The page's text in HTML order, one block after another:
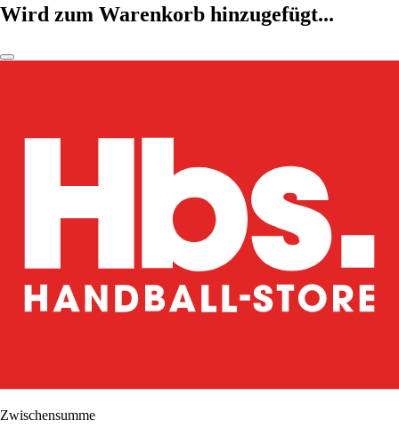
Wird zum Warenkorb hinzugefügt...
Zwischensumme